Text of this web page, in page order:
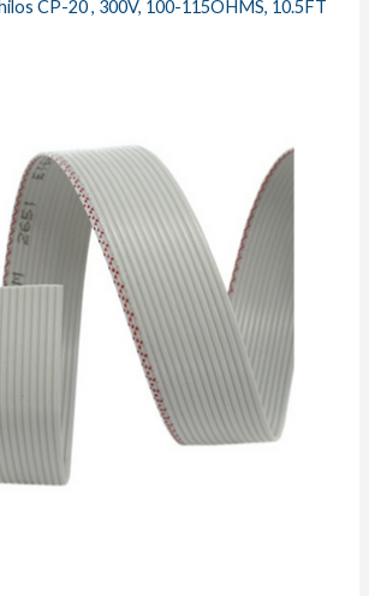
CP-20 , 300V, 100-115OHMS, 10.5FT